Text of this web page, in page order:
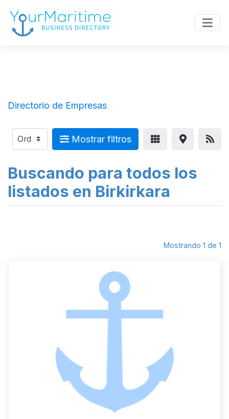
Directorio de Empresas
Mostrar filtros
Buscando para todos los
listados en Birkirkara
Mostrando 1 de 1